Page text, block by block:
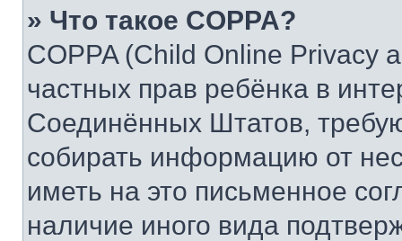
» Что такое COPPA?
COPPA (Child Online Privacy
частных прав ребёнка в
Соединённых Штатов,
собирать информацию от
иметь на это письменное
наличие иного вида